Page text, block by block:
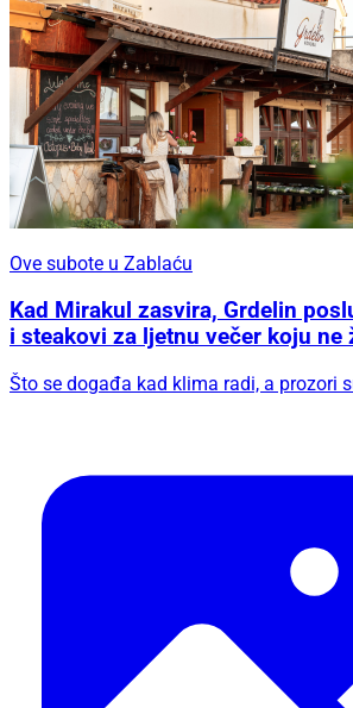
Ove subote u Zablaću
Kad Mirakul zasvira, Grdelin
i steakovi za ljetnu večer koju
Što se događa kad klima radi, a prozori